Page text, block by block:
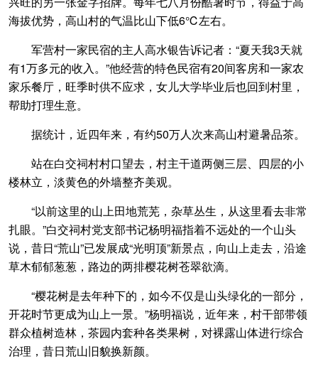
海拔优势，高山村的气温比山下低6℃左右。
军营村一家民宿的主人高水银告诉记者：“夏天我3天就
有1万多元的收入。”他经营的特色民宿有20间客房和一家农
家乐餐厅，旺季时供不应求，女儿大学毕业后也回到村里，
帮助打理生意。
据统计，近四年来，有约50万人次来高山村避暑品茶。
站在白交祠村村口望去，村主干道两侧三层、四层的小
楼林立，淡黄色的外墙整齐美观。
“以前这里的山上田地荒芜，杂草丛生，从这里看去非常
扎眼。”白交祠村党支部书记杨明福指着不远处的一个山头
说，昔日“荒山”已发展成“光明顶”新景点，向山上走去，沿途
草木郁郁葱葱，路边的两排樱花树苍翠欲滴。
“樱花树是去年种下的，如今不仅是山头绿化的一部分，
开花时节更成为山上一景。”杨明福说，近年来，村干部带领
群众植树造林，茶园内套种各类果树，对裸露山体进行综合
治理，昔日荒山旧貌换新颜。